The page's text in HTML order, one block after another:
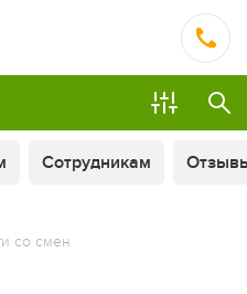
Сотрудникам
со смен